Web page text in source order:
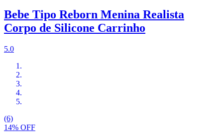
Bebe Tipo Reborn Menina Realista
Corpo de Silicone Carrinho
5.0
(6)
14% OFF